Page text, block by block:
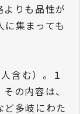
りも品性が
集まっても
含む）。１
の内容は、
多岐にわた